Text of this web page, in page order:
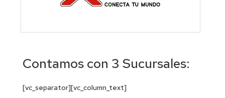
Contamos con 3 Sucursales:
[vc_separator][vc_column_text]